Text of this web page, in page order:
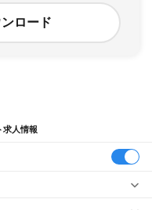
ロード
求人情報